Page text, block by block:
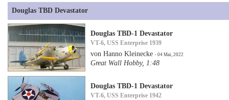
Douglas TBD Devastator
Douglas TBD-1 Devastator
VT-6, USS Enterprise 1939
von Hanno Kleinecke- 04 Mai, 2022
Great Wall Hobby, 1:48
Douglas TBD-1 Devastator
VT-6, USS Enterprise 1942